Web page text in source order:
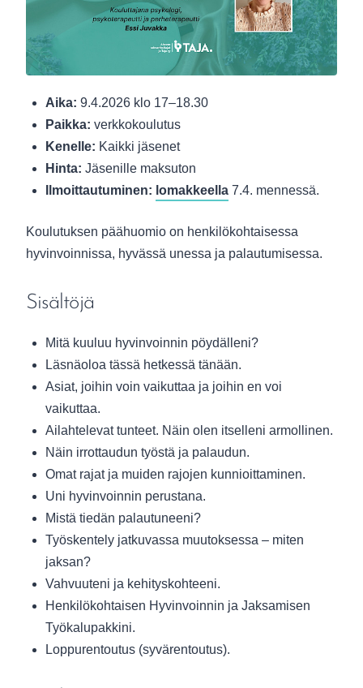
Aika: 9.4.2026 klo 17–18.30
Paikka: verkkokoulutus
Kenelle: Kaikki jäsenet
Hinta: Jäsenille maksuton
Ilmoittautuminen: lomakkeella 7.4. mennessä.
Koulutuksen päähuomio on henkilökohtaisessa
hyvinvoinnissa, hyvässä unessa ja palautumisessa.
Sisältöjä
Mitä kuuluu hyvinvoinnin pöydälleni?
Läsnäoloa tässä hetkessä tänään.
Asiat, joihin voin vaikuttaa ja joihin en voi
vaikuttaa.
Ailahtelevat tunteet. Näin olen itselleni armollinen.
Näin irrottaudun työstä ja palaudun.
Omat rajat ja muiden rajojen kunnioittaminen.
Uni hyvinvoinnin perustana.
Mistä tiedän palautuneeni?
Työskentely jatkuvassa muutoksessa – miten
jaksan?
Vahvuuteni ja kehityskohteeni.
Henkilökohtaisen Hyvinvoinnin ja Jaksamisen
Työkalupakkini.
Loppurentoutus (syvärentoutus).